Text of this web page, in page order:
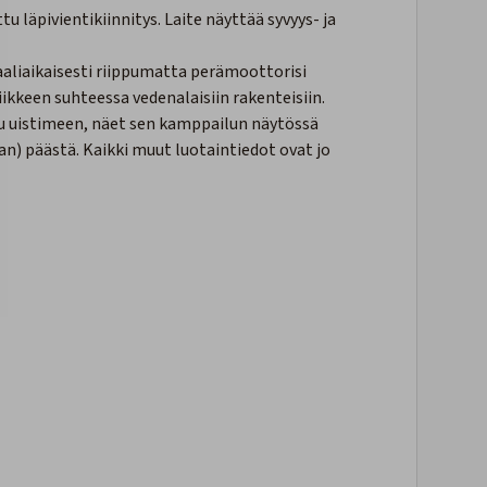
läpivientikiinnitys. Laite näyttää syvyys- ja
riippumatta perämoottorisi
suhteessa vedenalaisiin rakenteisiin.
näet sen kamppailun näytössä
päästä. Kaikki muut luotaintiedot ovat jo